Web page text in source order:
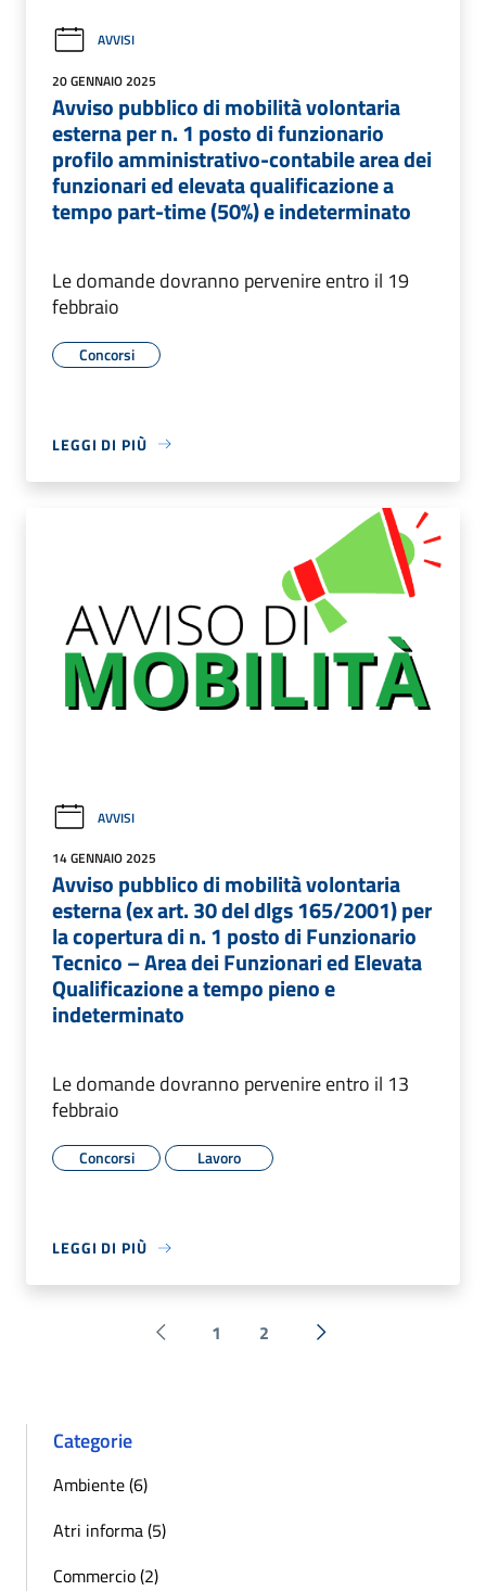
AVVISI
20 GENNAIO 2025
Avviso pubblico di mobilità volontaria
esterna per n. 1 posto di funzionario
profilo amministrativo-contabile area dei
funzionari ed elevata qualificazione a
tempo part-time (50%) e indeterminato
Le domande dovranno pervenire entro il 19
febbraio
Concorsi
LEGGI DI PIÙ
AVVISI
14 GENNAIO 2025
Avviso pubblico di mobilità volontaria
esterna (ex art. 30 del dlgs 165/2001) per
la copertura di n. 1 posto di Funzionario
Tecnico – Area dei Funzionari ed Elevata
Qualificazione a tempo pieno e
indeterminato
Le domande dovranno pervenire entro il 13
febbraio
Concorsi Lavoro
LEGGI DI PIÙ
Pagina precedente
1 2 Successiva »
Categorie
Ambiente (6)
Atri informa (5)
Commercio (2)